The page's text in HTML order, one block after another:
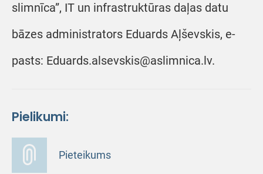
slimnīca”, IT un infrastruktūras daļas datu
bāzes administrators Eduards Aļševskis, e-
pasts: Eduards.alsevskis@aslimnica.lv.
Pielikumi:
Pieteikums